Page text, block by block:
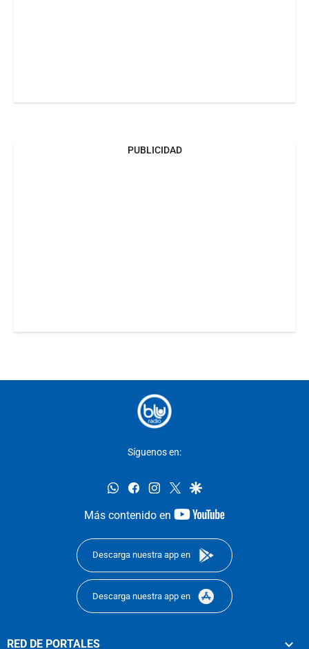
PUBLICIDAD
Síguenos en:
whatsappfacebookinstagram
twittergoogle
Más contenido en
youtube-
Descarga nuestra app en
Descarga nuestra app en
RED DE PORTALES